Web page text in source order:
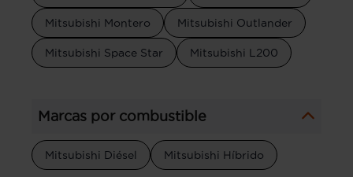
Mitsubishi Montero Mitsubishi Outlander
Mitsubishi Space Star Mitsubishi L200
Marcas por combustible
Mitsubishi Diésel Mitsubishi Híbrido